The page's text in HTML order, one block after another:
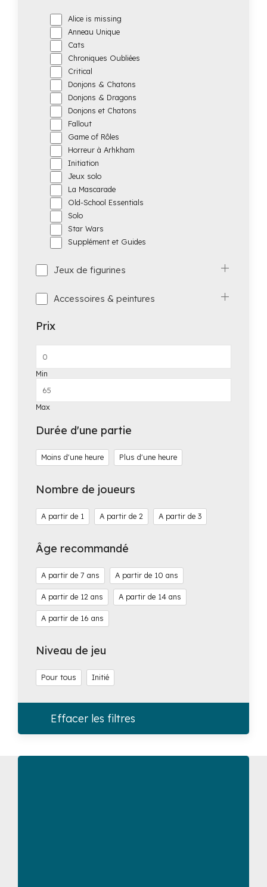
Alice is missing
Anneau Unique
Cats
Chroniques Oubliées
Critical
Donjons & Chatons
Donjons & Dragons
Donjons et Chatons
Fallout
Game of Rôles
Horreur à Arhkham
Initiation
Jeux solo
La Mascarade
Old-School Essentials
Solo
Star Wars
Supplément et Guides
Jeux de figurines
Accessoires & peintures
Prix
Min
Max
Durée d'une partie
Moins d'une heure Plus d'une heure
Nombre de joueurs
1 2 3
Âge recommandé
7 10
12 14
16
Niveau de jeu
Pour tous Initié
Effacer les filtres